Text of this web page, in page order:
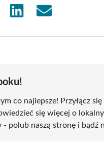
Share
Share
co najlepsze! Przyłącz się
się więcej o
polub naszą stronę i bądź